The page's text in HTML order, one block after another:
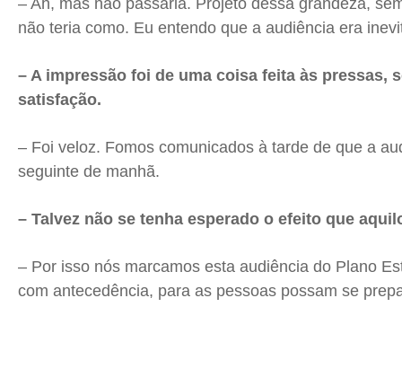
– Ah, mas não passaria. Projeto dessa grandeza,
não teria como. Eu entendo que a audiência era
– A impressão foi de uma coisa feita às pressas,
satisfação.
– Foi veloz. Fomos comunicados à tarde de que a
seguinte de manhã.
– Talvez não se tenha esperado o efeito que
– Por isso nós marcamos esta audiência do Plano
com antecedência, para as pessoas possam se